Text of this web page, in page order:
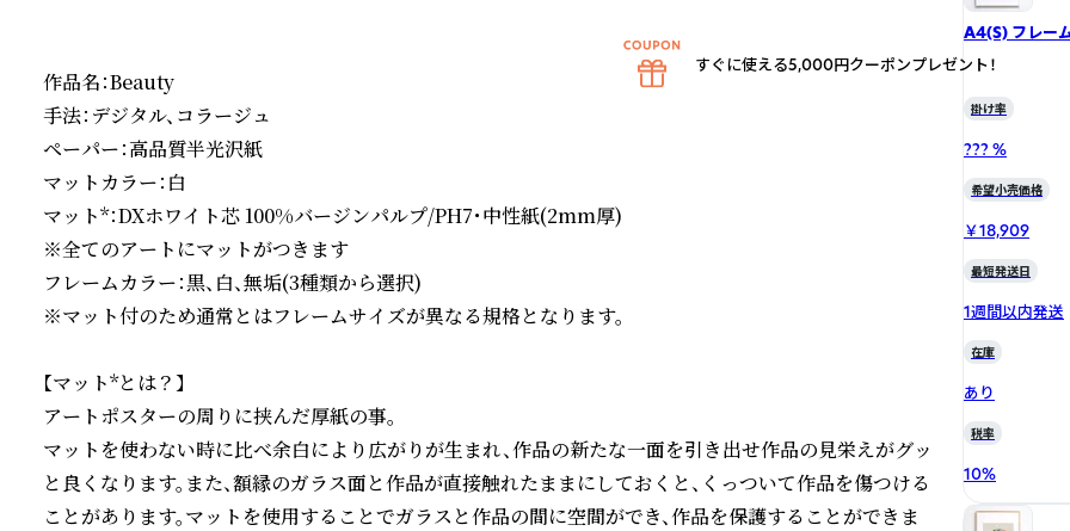
作品名：Beauty
手法：デジタル、コラージュ
ペーパー：高品質半光沢紙
マットカラー：白
マット*：DXホワイト芯 100%バージンパルプ/PH7・中性紙(2mm厚)
※全てのアートにマットがつきます
フレームカラー：黒、白、無垢(3種類から選択)
※マット付のため通常とはフレームサイズが異なる規格となります。
【マット*とは？】
アートポスターの周りに挟んだ厚紙の事。
マットを使わない時に比べ余白により広がりが生まれ、作品の新たな一面を引き出せ作品の見栄えがグッ
と良くなります。また、額縁のガラス面と作品が直接触れたままにしておくと、くっついて作品を傷つける
ことがあります。マットを使用することでガラスと作品の間に空間ができ、作品を保護することができま
A4(S) フレー
掛け率
??? %
希望小売価格
￥18,909
最短発送日
1週間以内発送
在庫
あり
税率
10%
すぐに使える5,000円クーポンプレゼント！